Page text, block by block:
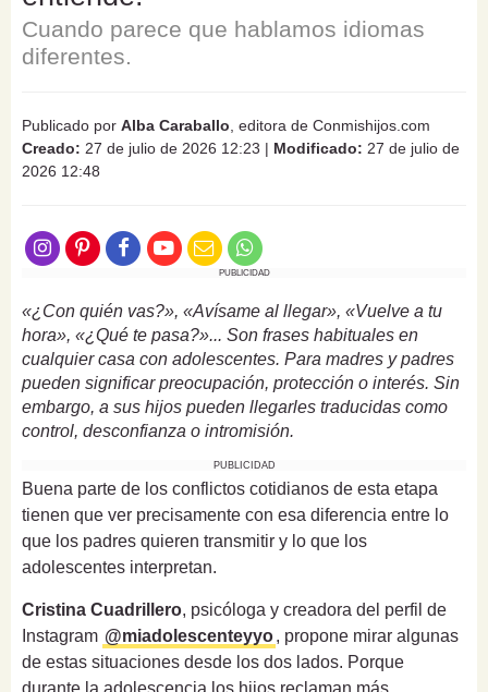
Cuando parece que hablamos idiomas
diferentes.
Publicado por Alba Caraballo , editora de Conmishijos.com
Creado: 27 de julio de 2026 12:23 | Modificado: 27 de julio de
2026 12:48
PUBLICIDAD
«¿Con quién vas?», «Avísame al llegar», «Vuelve a tu
hora», «¿Qué te pasa?»... Son frases habituales en
cualquier casa con adolescentes. Para madres y padres
pueden significar preocupación, protección o interés. Sin
embargo, a sus hijos pueden llegarles traducidas como
control, desconfianza o intromisión.
PUBLICIDAD
Buena parte de los conflictos cotidianos de esta etapa
tienen que ver precisamente con esa diferencia entre lo
que los padres quieren transmitir y lo que los
adolescentes interpretan.
Cristina Cuadrillero, psicóloga y creadora del perfil de
Instagram @miadolescenteyyo, propone mirar algunas
de estas situaciones desde los dos lados. Porque
durante la adolescencia los hijos reclaman más